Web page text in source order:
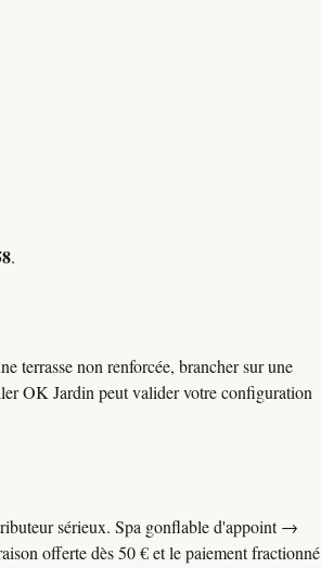
.
terrasse non renforcée, brancher sur une
OK Jardin peut valider votre configuration
sérieux. Spa gonflable d'appoint →
offerte dès 50 € et le paiement fractionné